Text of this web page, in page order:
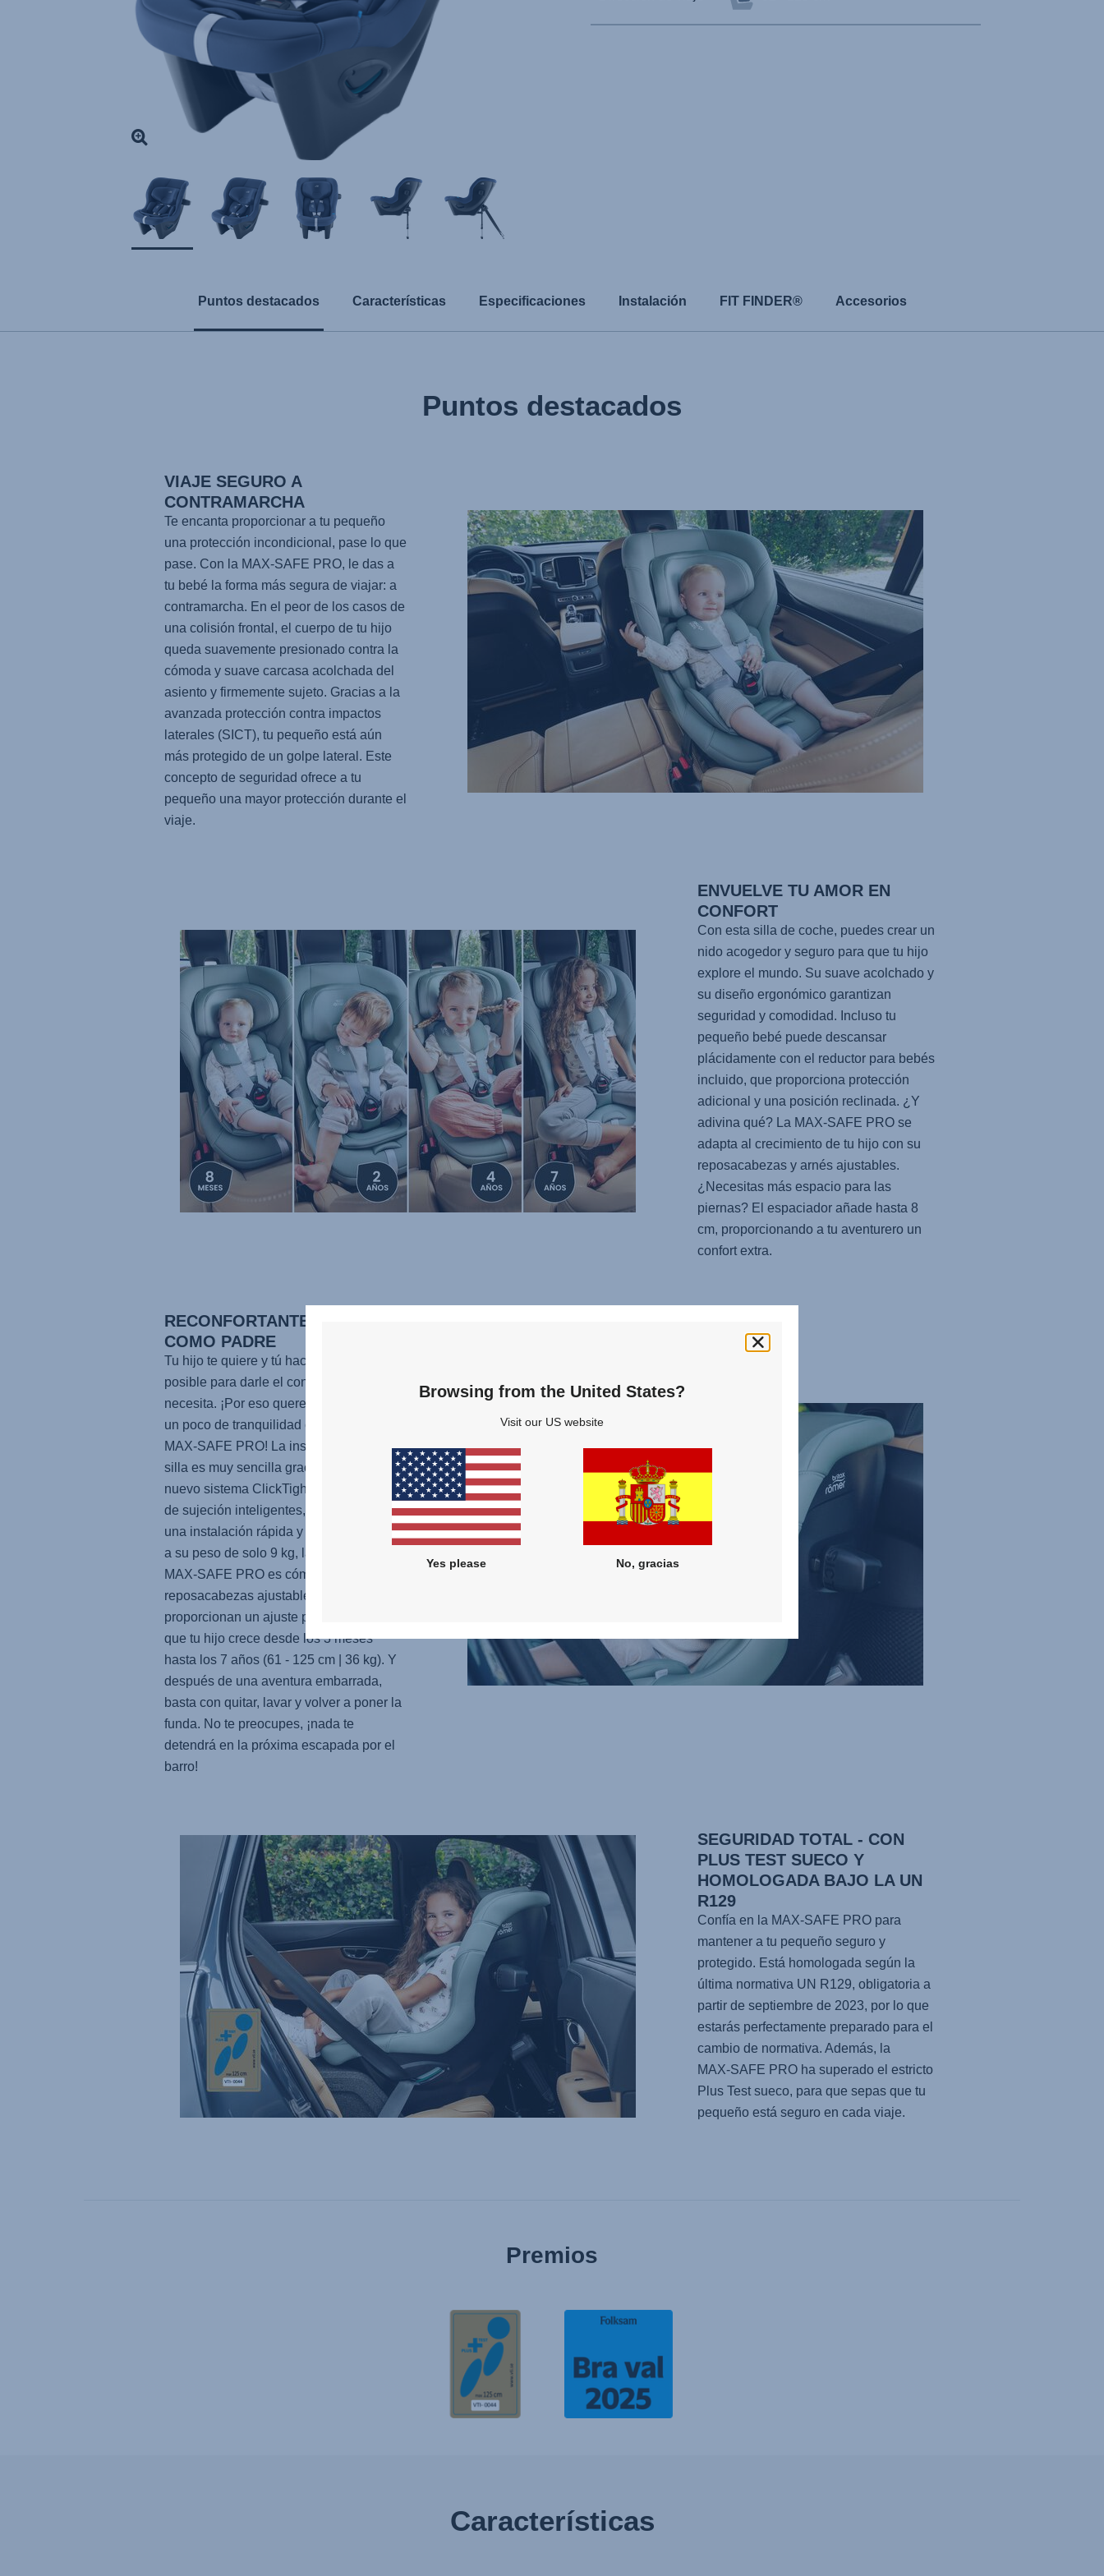
Puntos destacados Características Especificaciones Instalación FIT FINDER® Accesorios
Puntos destacados
VIAJE SEGURO A
CONTRAMARCHA
Te encanta proporcionar a tu pequeño
una protección incondicional, pase lo que
pase. Con la MAX-SAFE PRO, le das a
tu bebé la forma más segura de viajar: a
contramarcha. En el peor de los casos de
una colisión frontal, el cuerpo de tu hijo
queda suavemente presionado contra la
cómoda y suave carcasa acolchada del
asiento y firmemente sujeto. Gracias a la
avanzada protección contra impactos
laterales (SICT), tu pequeño está aún
más protegido de un golpe lateral. Este
concepto de seguridad ofrece a tu
pequeño una mayor protección durante el
viaje.
ENVUELVE TU AMOR EN
CONFORT
Con esta silla de coche, puedes crear un
nido acogedor y seguro para que tu hijo
explore el mundo. Su suave acolchado y
su diseño ergonómico garantizan
seguridad y comodidad. Incluso tu
pequeño bebé puede descansar
plácidamente con el reductor para bebés
incluido, que proporciona protección
adicional y una posición reclinada. ¿Y
adivina qué? La MAX-SAFE PRO se
adapta al crecimiento de tu hijo con su
reposacabezas y arnés ajustables.
¿Necesitas más espacio para las
piernas? El espaciador añade hasta 8
cm, proporcionando a tu aventurero un
confort extra.
RECONFORTANTE PARA TI
COMO PADRE
Tu hijo te quiere y tú haces todo lo
posible para darle el confort que
necesita. ¡Por eso queremos devolverte
un poco de tranquilidad con la
MAX-SAFE PRO! La instalación de la
silla es muy sencilla gracias a nuestro
nuevo sistema ClickTight y a las correas
de sujeción inteligentes, que garantizan
una instalación rápida y segura. Gracias
a su peso de solo 9 kg, la
MAX-SAFE PROes cómoda de llevar. El
reposacabezas ajustable y el arnés
proporcionan un ajuste perfecto a medida
que tu hijo crece desde los 3 meses
hasta los 7 años (61 - 125 cm | 36 kg). Y
después de una aventura embarrada,
basta con quitar, lavar y volver a poner la
funda. No te preocupes, ¡nada te
detendrá en la próxima escapada por el
barro!
SEGURIDAD TOTAL - CON
PLUS TEST SUECO Y
HOMOLOGADA BAJO LA UN
R129
Confía en la MAX-SAFE PRO para
mantener a tu pequeño seguro y
protegido. Está homologada según la
última normativa UN R129, obligatoria a
partir de septiembre de 2023, por lo que
estarás perfectamente preparado para el
cambio de normativa. Además, la
MAX-SAFE PRO ha superado el estricto
Plus Test sueco, para que sepas que tu
pequeño está seguro en cada viaje.
Premios
Características
Browsing from the United States?
Visit our US website
Yes please No, gracias